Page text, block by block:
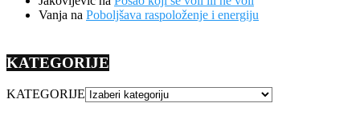
Vanja na Poboljšava raspoloženje i energiju
KATEGORIJE
KATEGORIJE